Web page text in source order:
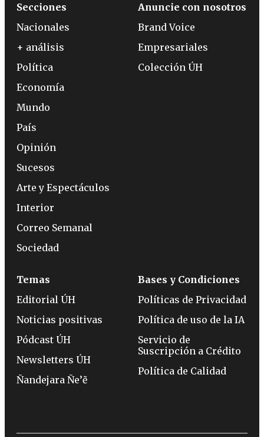
Secciones
Nacionales
+ análisis
Política
Economía
Mundo
País
Opinión
Sucesos
Arte y Espectáculos
Interior
Correo Semanal
Sociedad
Anuncie con nosotros
Brand Voice
Empresariales
Colección ÚH
Temas
Editorial ÚH
Noticias positivas
Pódcast ÚH
Newsletters ÚH
Ñandejara Ñe’ẽ
Bases y Condiciones
Políticas de Privacidad
Política de uso de la IA
Servicio de
Suscripción a Crédito
Política de Calidad